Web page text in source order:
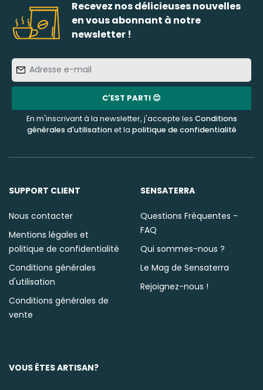
Recevez nos délicieuses nouvelles
en vous abonnant à notre
newsletter !
e-
mail
C'EST PARTI 😊
En m'inscrivant à la newsletter, j'accepte les Conditions
générales d'utilisationet la politique de confidentialité
SUPPORT CLIENT
Nous contacter
Mentions légales et
politique de confidentialité
Conditions générales
d'utilisation
Conditions générales de
vente
SENSATERRA
Questions Fréquentes -
FAQ
Qui sommes-nous ?
Le Mag de Sensaterra
Rejoignez-nous !
VOUS ÊTES ARTISAN?